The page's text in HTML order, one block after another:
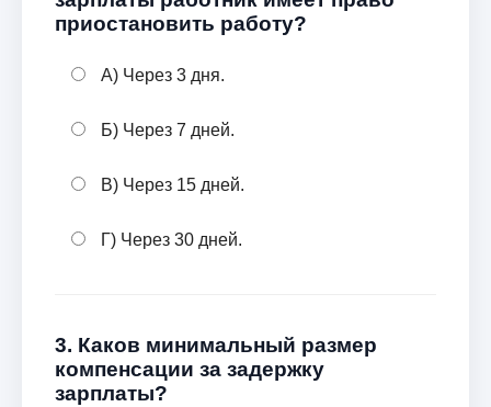
приостановить работу?
А) Через 3 дня.
Б) Через 7 дней.
В) Через 15 дней.
Г) Через 30 дней.
3. Каков минимальный размер
компенсации за задержку
зарплаты?